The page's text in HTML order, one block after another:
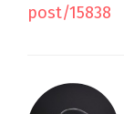
post/15838